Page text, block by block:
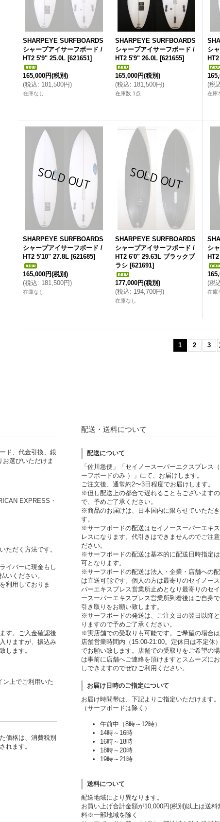
SHARPEYE SURFBOARDS
シャープアイサーフボード /
HT2 5'9" 25.0L [621651]
165,000円(税別)
(税込: 181,500円)
在庫なし
SHARPEYE SURFBOARDS
シャープアイサーフボード /
HT2 5'9" 26.0L [621655]
165,000円(税別)
(税込: 181,500円)
在庫数 1点
シ
(税
在庫
SHARPEYE SURFBOARDS
シャープアイサーフボード /
HT2 5'10" 27.8L [621685]
165,000円(税別)
(税込: 181,500円)
在庫なし
SHARPEYE SURFBOARDS
シャープアイサーフボード /
HT2 6'0" 29.63L ブラックブ
ラシ [621691]
177,000円(税別)
(税込: 194,700円)
在庫なし
シ
(税
在庫
1 2 3
ド、代金引換、銀
選びいただけま
EXPRESS・
ただく方法です。
イバーに現金もし
いください。
利用しておりま
す。ご入金確認後
りますが、振込み
します。
ン上でご利用いた
価格は、消費税別
れます。
配送・送料について
配送について
「佐川急便」「セイノースーパーエクスプレス
ーフボードのみ ）」にて、お届けします。
ご注文後、通常約2〜3日程度でお届けします。
※但し配送上の都合で遅れることもございますの
で、予めご了承ください。
※商品のお届けは、日本国内に限らせていただき
す。
※サーフボードの配送はセイノースーパーエキ
レスになります。代引きはできませんのでご注意
ださい。
※サーフボードの配送は基本的に配送日時指定
可となります。
※サーフボードの配送は法人・企業・店舗への
は直送可能です。個人の方は最寄りのセイノー
パーエキスプレス営業所止めとなり最寄りのセ
ースーパーエキスプレス営業所到着後はご自身
引き取りをお願い致します。
※サーフボードの発送は、ご注文日の翌日以降
りますので予めご了承ください。
※実店舗での受取りも可能です。ご希望の場合
店舗営業時間内（15:00-21:00。定休日は不定休）
でお願い致します。店舗での受取りをご希望の
は事前に店舗へご連絡を頂けますとスムーズに
しできますのでぜひご利用ください。
お届け日時のご指定について
お届け時間帯は、下記よりご指定いただけます。
（サーフボードは除く）
午前中（8時～12時）
14時～16時
16時～18時
18時～20時
19時～21時
送料について
配送地域により異なります。
お買い上げ合計金額が10,000円(税別)以上は送料
料※一部地域を除く